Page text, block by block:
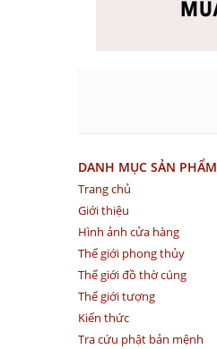
DANH MỤC SẢN PHẨM
Trang chủ
Giới thiệu
Hình ảnh cửa hàng
Thế giới phong thủy
Thế giới đồ thờ cúng
Thế giới tượng
Kiến thức
Tra cứu phật bản mệnh